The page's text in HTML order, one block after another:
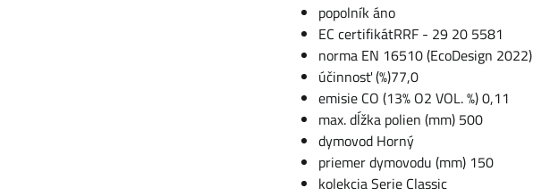
popolník áno
EC certifikátRRF - 29 20 5581
norma EN 16510 (EcoDesign 2022)
účinnosť (%)77,0
emisie CO (13% O2 VOL. %) 0,11
max. dĺžka polien (mm) 500
dymovod Horný
priemer dymovodu (mm) 150
kolekcia Serie Classic